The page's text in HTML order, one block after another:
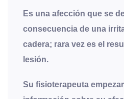
Es una afección que se
consecuencia de una
cadera; rara vez es el
lesión.
Su fisioterapeuta